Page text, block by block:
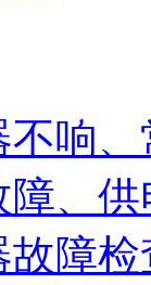
响
、
障